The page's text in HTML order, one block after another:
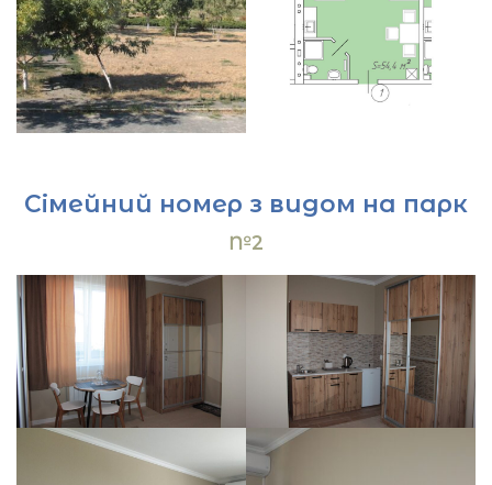
Сімейний номер з видом на парк
№2